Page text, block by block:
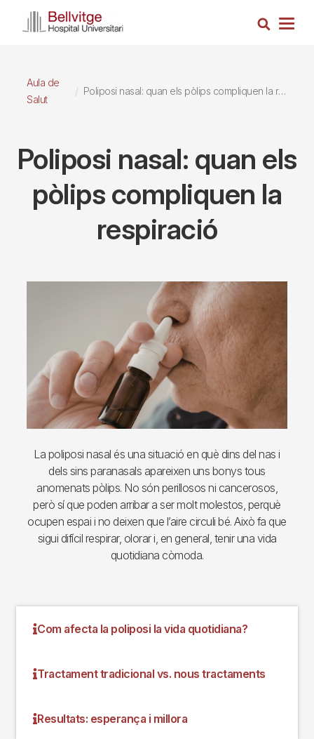
Cerca
Aula de
Salut
Poliposi nasal: quan els pòlips compliquen la respiració
Poliposi nasal: quan els
pòlips compliquen la
respiració
La poliposi nasal és una situació en què dins del nas i
dels sins paranasals apareixen uns bonys tous
anomenats pòlips. No són perillosos ni cancerosos,
però sí que poden arribar a ser molt molestos, perquè
ocupen espai i no deixen que l’aire circuli bé. Això fa que
sigui difícil respirar, olorar i, en general, tenir una vida
quotidiana còmoda.
Com afecta la poliposi la vida quotidiana?
Tractament tradicional vs. nous tractaments
Resultats: esperança i millora